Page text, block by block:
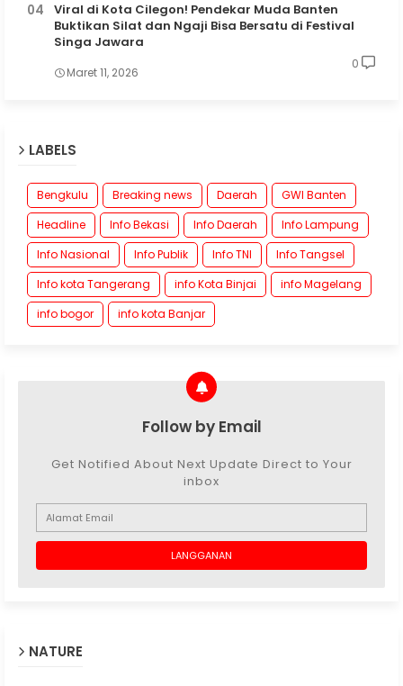
Viral di Kota Cilegon! Pendekar Muda Banten
Buktikan Silat dan Ngaji Bisa Bersatu di Festival
Singa Jawara
Maret 11, 2026
0
LABELS
Bengkulu Breaking news Daerah
GWI Banten
Headline
Info Bekasi Info Daerah
Info Lampung
Info Nasional
Info Publik Info TNI
Info Tangsel
Info kota Tangerang
info Kota Binjai
info Magelang
info bogor
info kota Banjar
Follow by Email
Get Notified About Next Update Direct to Your
inbox
NATURE